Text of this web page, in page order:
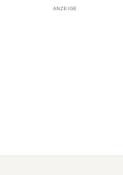
ANZEIGE